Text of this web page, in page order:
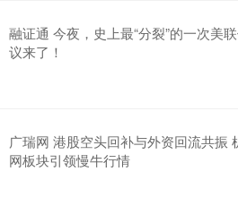
融证通 今夜，史上最“分裂”的一次美
议来了！
广瑞网 港股空头回补与外资回流共振
网板块引领慢牛行情